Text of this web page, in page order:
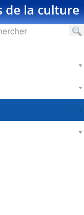
de la culture